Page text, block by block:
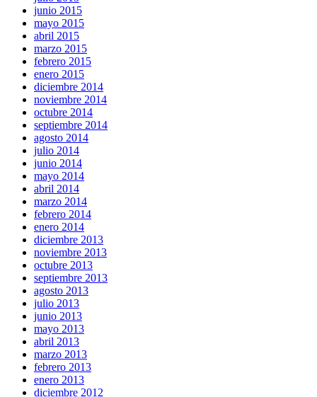
junio 2015
mayo 2015
abril 2015
marzo 2015
febrero 2015
enero 2015
diciembre 2014
noviembre 2014
octubre 2014
septiembre 2014
agosto 2014
julio 2014
junio 2014
mayo 2014
abril 2014
marzo 2014
febrero 2014
enero 2014
diciembre 2013
noviembre 2013
octubre 2013
septiembre 2013
agosto 2013
julio 2013
junio 2013
mayo 2013
abril 2013
marzo 2013
febrero 2013
enero 2013
diciembre 2012